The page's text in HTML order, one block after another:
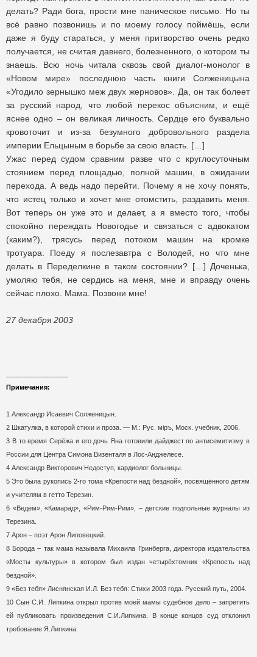
делать? Ради бога, прости мне паническое письмо. Но ты
всё равно позвонишь и по моему голосу поймёшь, если
даже я буду стараться, у меня притворство очень редко
получается, не считая давнего, болезненного, о котором ты
знаешь. Всю ночь читала сквозь свой диалог-монолог в
«Новом мире» последнюю часть книги Солженицына
«Угодило зернышко меж двух жерновов». Да, он так болеет
за русский народ, что любой перекос объясним, и ещё
яснее одно – он великая личность. Сердце его буквально
кровоточит и из-за безумного добровольного раздела
империи Ельцыным в борьбе за свою власть. […]
Ужас перед судом сравним разве что с круглосуточным
стоянием перед площадью, полной машин, в ожидании
перехода. А ведь надо перейти. Почему я не хочу понять,
что истец только и хочет мне отомстить, раздавить меня.
Вот теперь он уже это и делает, а я вместо того, чтобы
спокойно переждать Новогодье и связаться с адвокатом
(каким?), трясусь перед потоком машин на кромке
тротуара. Поеду я послезавтра с Володей, но что мне
делать в Переделкине в таком состоянии? […] Доченька,
умоляю тебя, не сердись на меня, мне и вправду очень
сейчас плохо. Мама. Позвони мне!
27 декабря 2003
Примечания:
1 Александр Исаевич Солженицын.
2 Шкатулка, в которой стихи и проза. — М.: Рус. мiръ, Моск. учебник, 2006.
3 В то время Серёжа и его дочь Яна готовили дайджест по антисемитизму в
России для Центра Симона Визенталя в Лос-Анджелесе.
4 Александр Викторович Недоступ, кардиолог больницы.
5 Это была рукопись 2-го тома «Крепости над бездной», посвящённого детям
и учителям в гетто Терезин.
6 «Ведем», «Камарад», «Рим-Рим-Рим», – детские подпольные журналы из
Терезина.
7 Арон – поэт Арон Липовецкий.
8 Борода – так мама называла Михаила Гринберга, директора издательства
«Мосты культуры» в котором был издан четырёхтомник «Крепость над
бездной».
9 «Без тебя» Лиснянская И.Л. Без тебя: Стихи 2003 года. Русский путь, 2004.
10 Сын С.И. Липкина открыл против моей мамы судебное дело – запретить
ей публиковать произведения С.И.Липкина. В конце концов суд отклонил
требование Я.Липкина.